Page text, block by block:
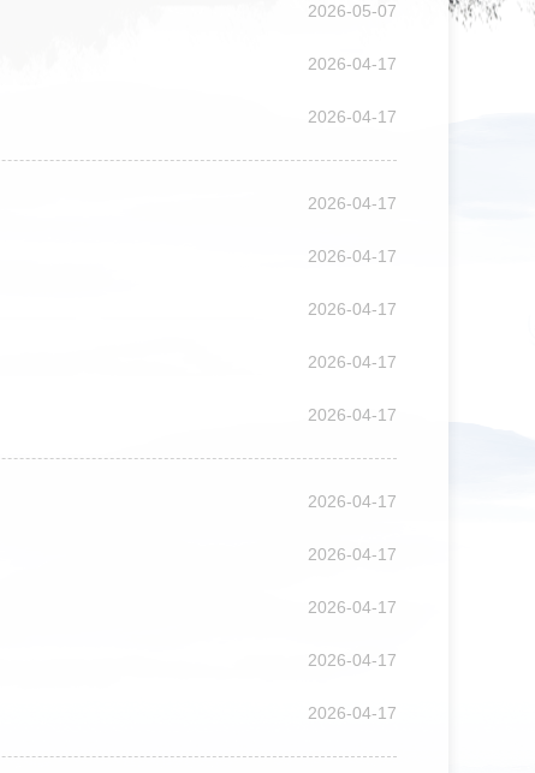
2026-05-07
2026-04-17
2026-04-17
2026-04-17
2026-04-17
2026-04-17
2026-04-17
2026-04-17
2026-04-17
2026-04-17
2026-04-17
2026-04-17
2026-04-17